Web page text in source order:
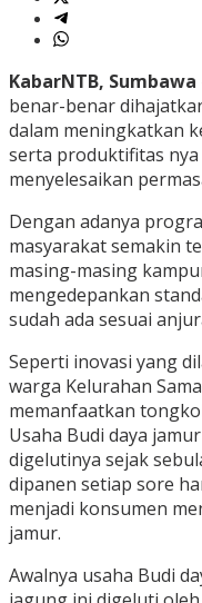
KabarNTB, Sumbawa
benar-benar
dalam meningkatkan
serta produktifitas
menyelesaikan
Dengan adanya
masyarakat semakin
masing-masing
mengedepankan
sudah ada sesuai
Seperti inovasi yang
warga Kelurahan
memanfaatkan
Usaha Budi daya
digelutinya sejak
dipanen setiap sore
menjadi konsumen
jamur.
Awalnya usaha Budi